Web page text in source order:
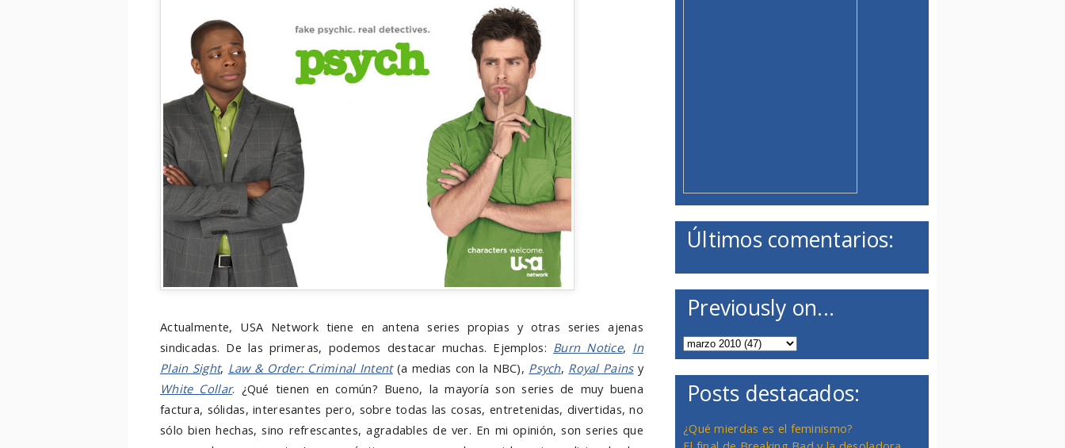
Actualmente, USA Network tiene en antena series propias y otras series ajenas
sindicadas. De las primeras, podemos destacar muchas. Ejemplos: Burn Notice, In
Plain Sight, Law & Order: Criminal Intent(a medias con la NBC), Psych, Royal Painsy
White Collar. ¿Qué tienen en común? Bueno, la mayoría son series de muy buena
factura, sólidas, interesantes pero, sobre todas las cosas, entretenidas, divertidas, no
sólo bien hechas, sino refrescantes, agradables de ver. En mi opinión, son series que
Últimos comentarios:
Previously on...
Posts destacados:
¿Qué mierdas es el feminismo?